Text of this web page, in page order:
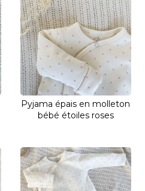
Pyjama épais en molleton
bébé étoiles roses